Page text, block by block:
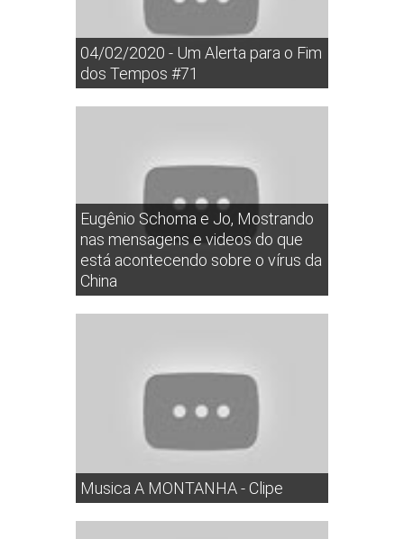
04/02/2020 - Um Alerta para o Fim
dos Tempos #71
Eugênio Schoma e Jo, Mostrando
nas mensagens e videos do que
está acontecendo sobre o vírus da
China
Musica A MONTANHA - Clipe